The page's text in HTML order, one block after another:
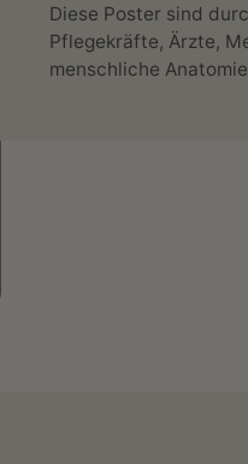
Diese Poster sind
Pflegekräfte, Ärzte,
menschliche